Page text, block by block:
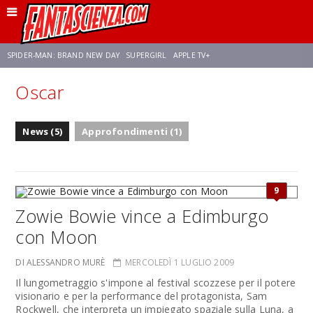
SPIDER-MAN: BRAND NEW DAY SUPERGIRL APPLE TV+
FRANCO RICCIARDIELLO
Oscar
News (5) Approfondimenti (1)
9
Zowie Bowie vince a Edimburgo
con Moon
DI ALESSANDRO MURÈ MERCOLEDÌ 1 LUGLIO 2009
Il lungometraggio s'impone al festival scozzese per il potere
visionario e per la performance del protagonista, Sam
Rockwell, che interpreta un impiegato spaziale sulla Luna, a